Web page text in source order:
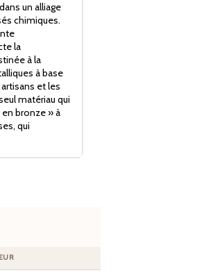
un alliage
chimiques.
la
à la
à base
et les
matériau qui
bronze » à
qui